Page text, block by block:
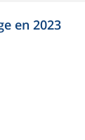
en 2023